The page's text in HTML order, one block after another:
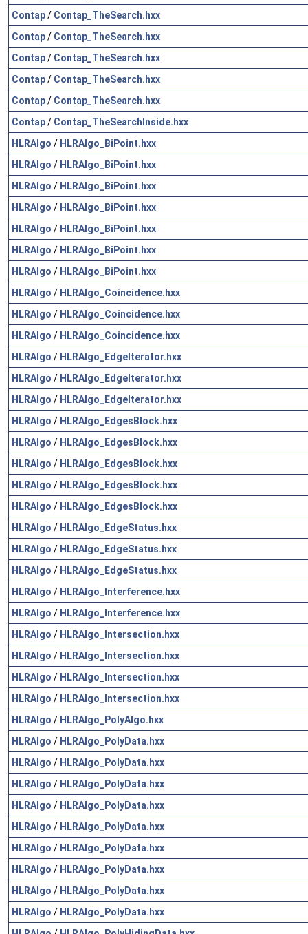
Contap/ Contap_TheSearch.hxx
Contap/ Contap_TheSearch.hxx
Contap/ Contap_TheSearch.hxx
Contap/ Contap_TheSearch.hxx
Contap/ Contap_TheSearch.hxx
Contap/ Contap_TheSearchInside.hxx
HLRAlgo / HLRAlgo_BiPoint.hxx
HLRAlgo / HLRAlgo_BiPoint.hxx
HLRAlgo / HLRAlgo_BiPoint.hxx
HLRAlgo / HLRAlgo_BiPoint.hxx
HLRAlgo / HLRAlgo_BiPoint.hxx
HLRAlgo / HLRAlgo_BiPoint.hxx
HLRAlgo / HLRAlgo_BiPoint.hxx
HLRAlgo / HLRAlgo_Coincidence.hxx
HLRAlgo / HLRAlgo_Coincidence.hxx
HLRAlgo / HLRAlgo_Coincidence.hxx
HLRAlgo / HLRAlgo_EdgeIterator.hxx
HLRAlgo / HLRAlgo_EdgeIterator.hxx
HLRAlgo / HLRAlgo_EdgeIterator.hxx
HLRAlgo / HLRAlgo_EdgesBlock.hxx
HLRAlgo / HLRAlgo_EdgesBlock.hxx
HLRAlgo / HLRAlgo_EdgesBlock.hxx
HLRAlgo / HLRAlgo_EdgesBlock.hxx
HLRAlgo / HLRAlgo_EdgesBlock.hxx
HLRAlgo / HLRAlgo_EdgeStatus.hxx
HLRAlgo / HLRAlgo_EdgeStatus.hxx
HLRAlgo / HLRAlgo_EdgeStatus.hxx
HLRAlgo / HLRAlgo_Interference.hxx
HLRAlgo / HLRAlgo_Interference.hxx
HLRAlgo / HLRAlgo_Intersection.hxx
HLRAlgo / HLRAlgo_Intersection.hxx
HLRAlgo / HLRAlgo_Intersection.hxx
HLRAlgo / HLRAlgo_Intersection.hxx
HLRAlgo / HLRAlgo_PolyAlgo.hxx
HLRAlgo / HLRAlgo_PolyData.hxx
HLRAlgo / HLRAlgo_PolyData.hxx
HLRAlgo / HLRAlgo_PolyData.hxx
HLRAlgo / HLRAlgo_PolyData.hxx
HLRAlgo / HLRAlgo_PolyData.hxx
HLRAlgo / HLRAlgo_PolyData.hxx
HLRAlgo / HLRAlgo_PolyData.hxx
HLRAlgo / HLRAlgo_PolyData.hxx
HLRAlgo / HLRAlgo_PolyData.hxx